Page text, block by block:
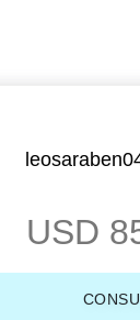
USD